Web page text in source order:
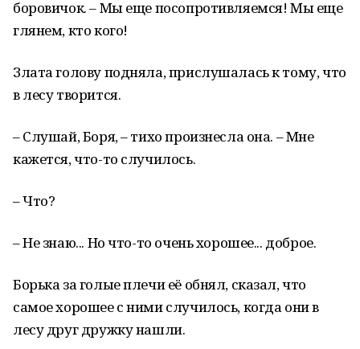
боровичок. – Мы еще посопротивляемся! Мы еще
глянем, кто кого!
Злата голову подняла, прислушалась к тому, что
в лесу творится.
– Слушай, Боря, – тихо произнесла она. – Мне
кажется, что-то случилось.
– Что?
– Не знаю... Но что-то очень хорошее... доброе.
Борька за голые плечи её обнял, сказал, что
самое хорошее с ними случилось, когда они в
лесу друг дружку нашли.